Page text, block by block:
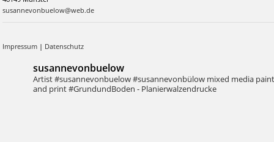
susannevonbuelow@web.de
Impressum | Datenschutz
susannevonbuelow
Artist #susannevonbuelow #susannevonbülow mixed media paint
and print#GrundundBoden - Planierwalzendrucke